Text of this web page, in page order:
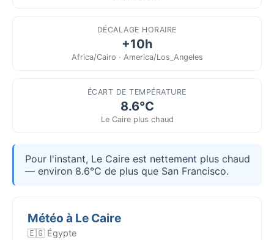
DÉCALAGE HORAIRE
+10h
Africa/Cairo · America/Los_Angeles
ÉCART DE TEMPÉRATURE
8.6°C
Le Caire plus chaud
Pour l'instant, Le Caire est nettement plus chaud
— environ 8.6°C de plus que San Francisco.
Météo à Le Caire
🇪🇬 Égypte